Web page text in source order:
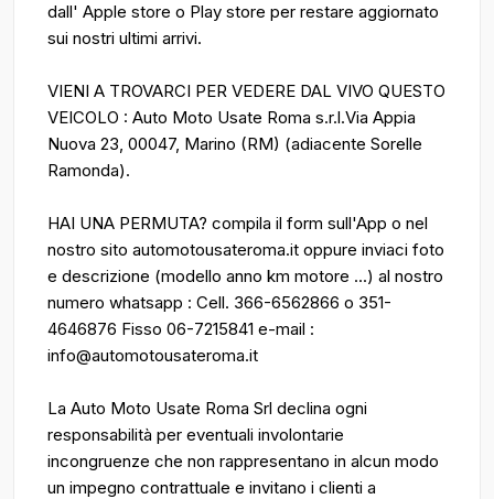
dall' Apple store o Play store per restare aggiornato
sui nostri ultimi arrivi.
VIENI A TROVARCI PER VEDERE DAL VIVO QUESTO
VEICOLO : Auto Moto Usate Roma s.r.l.Via Appia
Nuova 23, 00047, Marino (RM) (adiacente Sorelle
Ramonda).
HAI UNA PERMUTA? compila il form sull'App o nel
nostro sito automotousateroma.it oppure inviaci foto
e descrizione (modello anno km motore ...) al nostro
numero whatsapp : Cell. 366-6562866 o 351-
4646876 Fisso 06-7215841 e-mail :
info@automotousateroma.it
La Auto Moto Usate Roma Srl declina ogni
responsabilità per eventuali involontarie
incongruenze che non rappresentano in alcun modo
un impegno contrattuale e invitano i clienti a